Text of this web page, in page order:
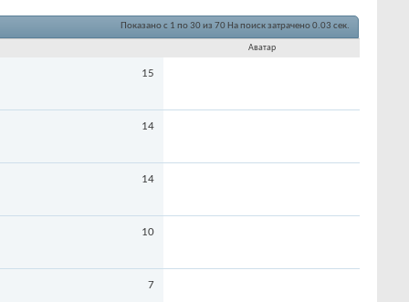
Показано с 1 по 30 из 70 На поиск затрачено0.03 сек.
Аватар
15
14
14
10
7